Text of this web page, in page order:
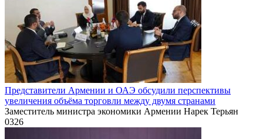
Представители Армении и ОАЭ обсудили перспективы
увеличения объёма торговли между двумя странами
Заместитель министра экономики Армении Нарек Терьян
0326